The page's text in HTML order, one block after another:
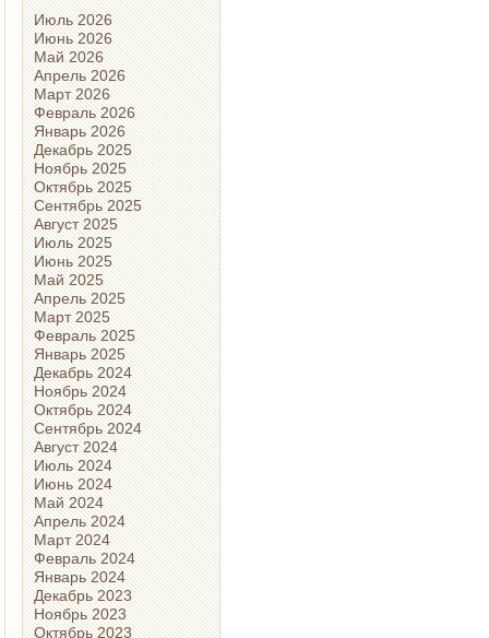
Июль 2026
Июнь 2026
Май 2026
Апрель 2026
Март 2026
Февраль 2026
Январь 2026
Декабрь 2025
Ноябрь 2025
Октябрь 2025
Сентябрь 2025
Август 2025
Июль 2025
Июнь 2025
Май 2025
Апрель 2025
Март 2025
Февраль 2025
Январь 2025
Декабрь 2024
Ноябрь 2024
Октябрь 2024
Сентябрь 2024
Август 2024
Июль 2024
Июнь 2024
Май 2024
Апрель 2024
Март 2024
Февраль 2024
Январь 2024
Декабрь 2023
Ноябрь 2023
Октябрь 2023